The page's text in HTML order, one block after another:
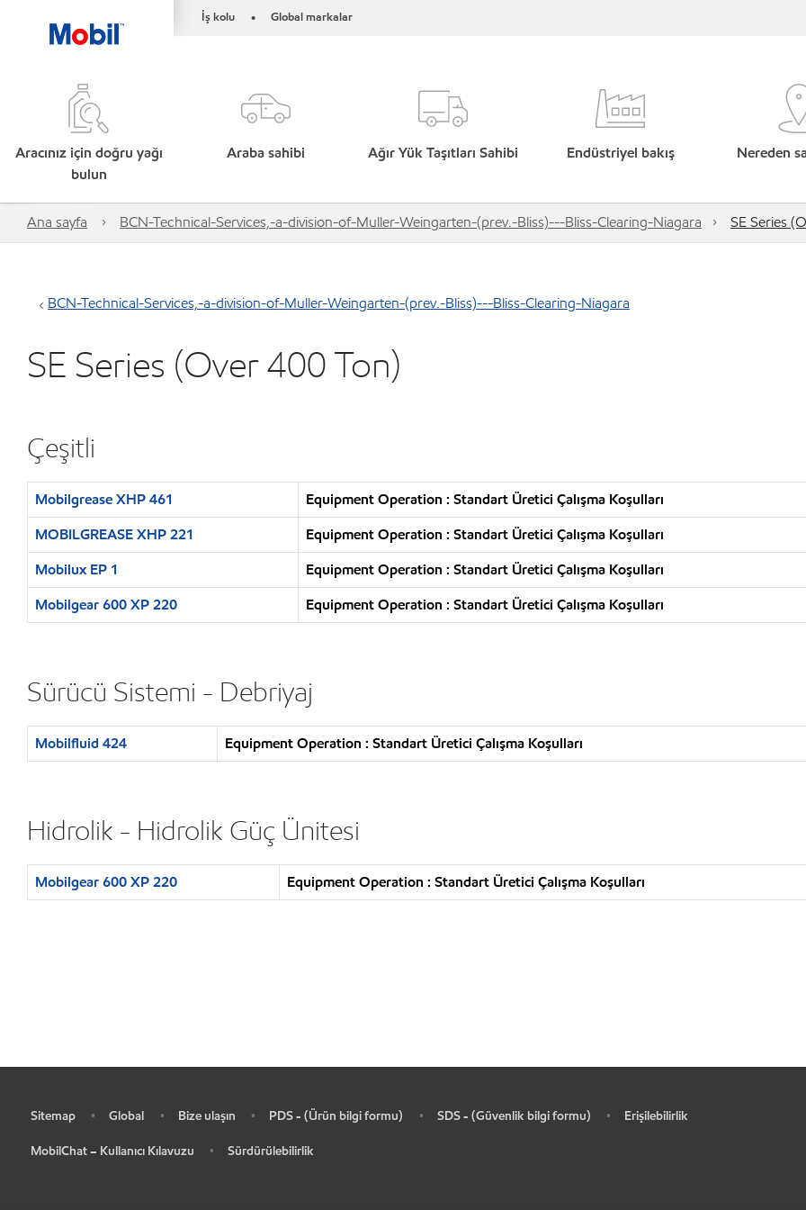
İş kolu • Global markalar
Aracınız için doğru yağı
bulun
Araba sahibi Ağır Yük Taşıtları Sahibi Endüstriyel bakış Nereden
Ana sayfa BCN-Technical-Services,-a-division-of-Muller-Weingarten-(prev.-Bliss)---Bliss-Clearing-Niagara SE Series
BCN-Technical-Services,-a-division-of-Muller-Weingarten-(prev.-Bliss)---Bliss-Clearing-Niagara
SE Series (Over 400 Ton)
Çeşitli
Mobilgrease XHP 461
Equipment Operation : Standart Üretici Çalışma Koşulları
MOBILGREASE XHP 221
Equipment Operation : Standart Üretici Çalışma Koşulları
Mobilux EP 1
Equipment Operation : Standart Üretici Çalışma Koşulları
Mobilgear 600 XP 220
Equipment Operation : Standart Üretici Çalışma Koşulları
Sürücü Sistemi - Debriyaj
Mobilfluid 424 Equipment Operation : Standart Üretici Çalışma Koşulları
Hidrolik - Hidrolik Güç Ünitesi
Mobilgear 600 XP 220 Equipment Operation : Standart Üretici Çalışma Koşulları
Sitemap • Global • Bize ulaşın • PDS - (Ürün bilgi formu) • SDS - (Güvenlik bilgi formu) • Erişilebilirlik
MobilChat – Kullanıcı Kılavuzu • Sürdürülebilirlik